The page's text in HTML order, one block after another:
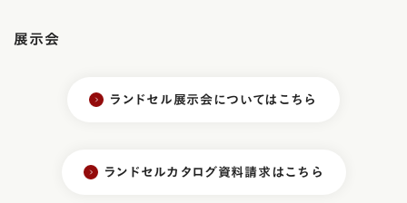
展示会
ランドセル展示会についてはこちら
ランドセルカタログ資料請求はこちら